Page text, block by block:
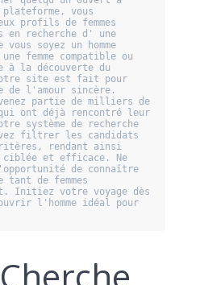
vous
profils de femmes
recherche d' une
soyez un homme
femme compatible ou
à la découverte du
site est fait pour
l'amour sincère.
partie de milliers de
ont déjà rencontré leur
système de recherche
filtrer les candidats
rendant ainsi
ciblée et efficace. Ne
de connaître
de femmes
Initiez votre voyage dès
l'homme idéal pour